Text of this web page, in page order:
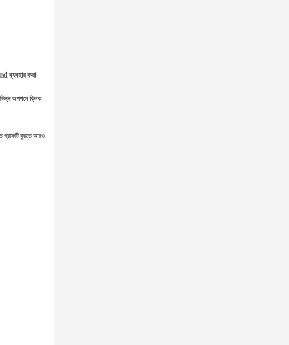
ব্যবহার করা
অপশনে ক্লিক
গ্রাফটি বুঝতে আরও